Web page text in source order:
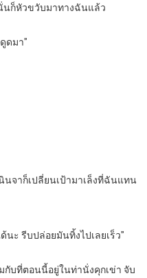
นก็หัวขวับมาทางฉันแล้ว
ดมา”
นจาก็เปลี่ยนเป้ามาเล็งที่ฉันแทน
นะ รีบปล่อยมันทิ้งไปเลยเร็ว”
กับที่ตอนนี้อยู่ในท่านั่งคุกเข่า จับ